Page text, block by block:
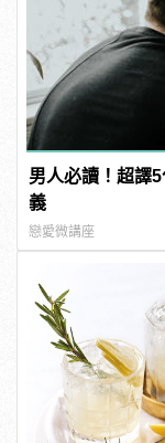
男人必讀！超譯
義
戀愛微講座